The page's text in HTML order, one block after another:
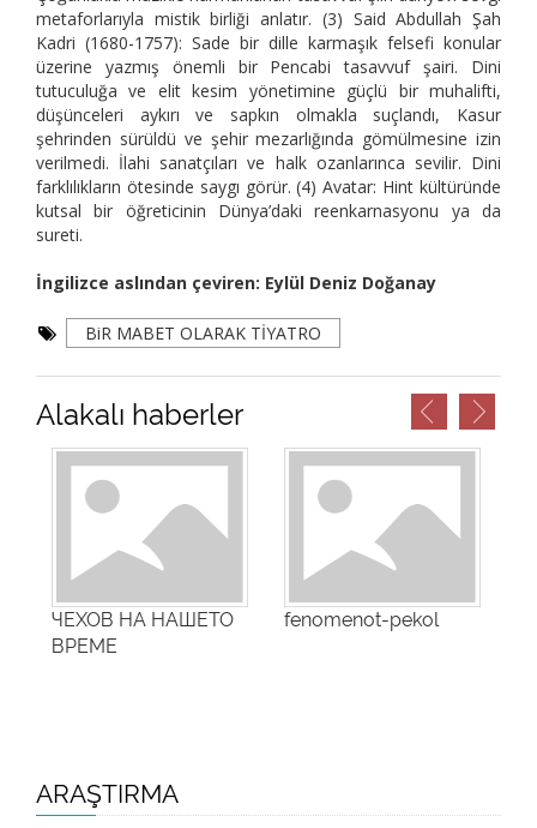
metaforlarıyla mistik birliği anlatır. (3) Said Abdullah Şah
Kadri (1680-1757): Sade bir dille karmaşık felsefi konular
üzerine yazmış önemli bir Pencabi tasavvuf şairi. Dini
tutuculuğa ve elit kesim yönetimine güçlü bir muhalifti,
düşünceleri aykırı ve sapkın olmakla suçlandı, Kasur
şehrinden sürüldü ve şehir mezarlığında gömülmesine izin
verilmedi. İlahi sanatçıları ve halk ozanlarınca sevilir. Dini
farklılıkların ötesinde saygı görür. (4) Avatar: Hint kültüründe
kutsal bir öğreticinin Dünya’daki reenkarnasyonu ya da
sureti.
İngilizce aslından çeviren: Eylül Deniz Doğanay
BiR MABET OLARAK TİYATRO
Alakalı haberler
fenomenot-pekol
„Девојчето со
ARAŞTIRMA